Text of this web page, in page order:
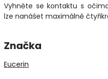
Vyhněte se kontaktu s
lze nanášet maximálně
Značka
Eucerin